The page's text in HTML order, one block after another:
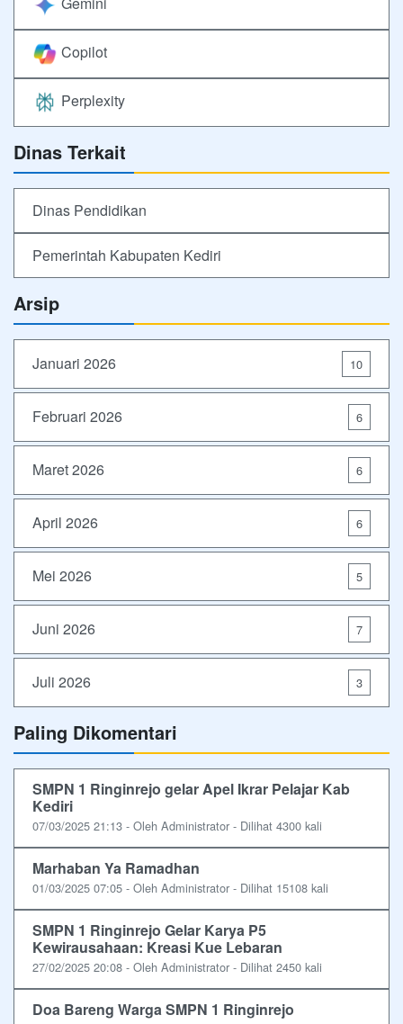
Copilot
Perplexity
Dinas Terkait
Dinas Pendidikan
Pemerintah Kabupaten Kediri
Arsip
Januari 2026 10
Februari 2026 6
Maret 2026 6
April 2026 6
Mei 2026 5
Juni 2026 7
Juli 2026 3
Paling Dikomentari
SMPN 1 Ringinrejo gelar Apel Ikrar Pelajar Kab
Kediri
07/03/2025 21:13 - Oleh Administrator - Dilihat 4300 kali
Marhaban Ya Ramadhan
01/03/2025 07:05 - Oleh Administrator - Dilihat 15108 kali
SMPN 1 Ringinrejo Gelar Karya P5
Kewirausahaan: Kreasi Kue Lebaran
27/02/2025 20:08 - Oleh Administrator - Dilihat 2450 kali
Doa Bareng Warga SMPN 1 Ringinrejo